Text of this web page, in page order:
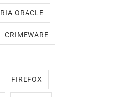
ORACLE
CRIMEWARE
FIREFOX